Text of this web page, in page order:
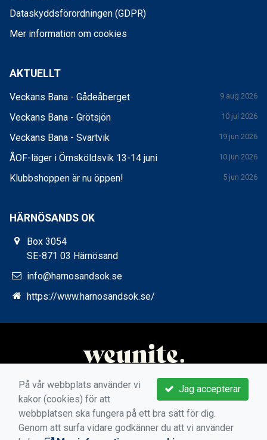
Dataskyddsförordningen (GDPR)
Mer information om cookies
AKTUELLT
Veckans Bana - Gådeåberget 9 aug 2026
Veckans Bana - Grötsjön 10 jul 2026
Veckans Bana - Svartvik 19 jun 2026
ÅOF-läger i Örnsköldsvik 13-14 juni 10 jun 2026
Klubbshoppen är nu öppen! 5 jun 2026
HÄRNÖSANDS OK
Box 3054
SE-871 03 Härnösand
info@harnosandsok.se
https://www.harnosandsok.se/
Jag accepterar
På vår webbplats använder vi
kakor (cookies) för att
webbplatsen ska fungera på ett bra sätt för dig.
Genom att surfa vidare godkänner du att vi använder